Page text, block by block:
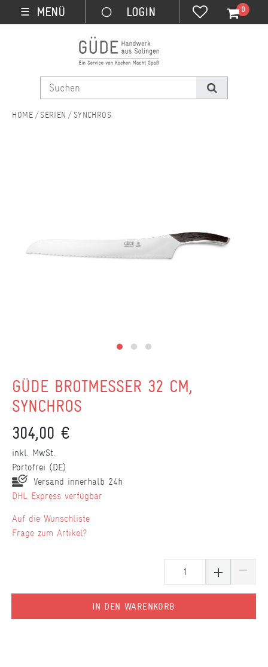
☰ MENÜ 0
SERIEN SYNCHROS
GÜDE BROTMESSER 32 CM,
SYNCHROS
304,00 €
inkl. MwSt.
Portofrei (DE)
Versand innerhalb 24h
DHL Express verfügbar
IN DEN WARENKORB
Wunschliste
Frage zum Artikel?